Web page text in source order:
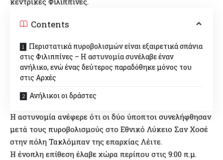
Contents
Περιστατικά πυροβολισμών είναι εξαιρετικά σπάνια
στις Φιλιππίνες – Η αστυνομία συνέλαβε έναν
ανήλικο, ενώ ένας δεύτερος παραδόθηκε μόνος του
στις Αρχές
Ανήλικοι οι δράστες
Η αστυνομία ανέφερε ότι οι δύο ύποπτοι συνελήφθησαν
μετά τους πυροβολισμούς στο Εθνικό Λύκειο Σαν Χοσέ
στην πόλη Τακλόμπαν της επαρχίας Λέιτε.
Η ένοπλη επίθεση έλαβε χώρα περίπου στις 9:00 π.μ.